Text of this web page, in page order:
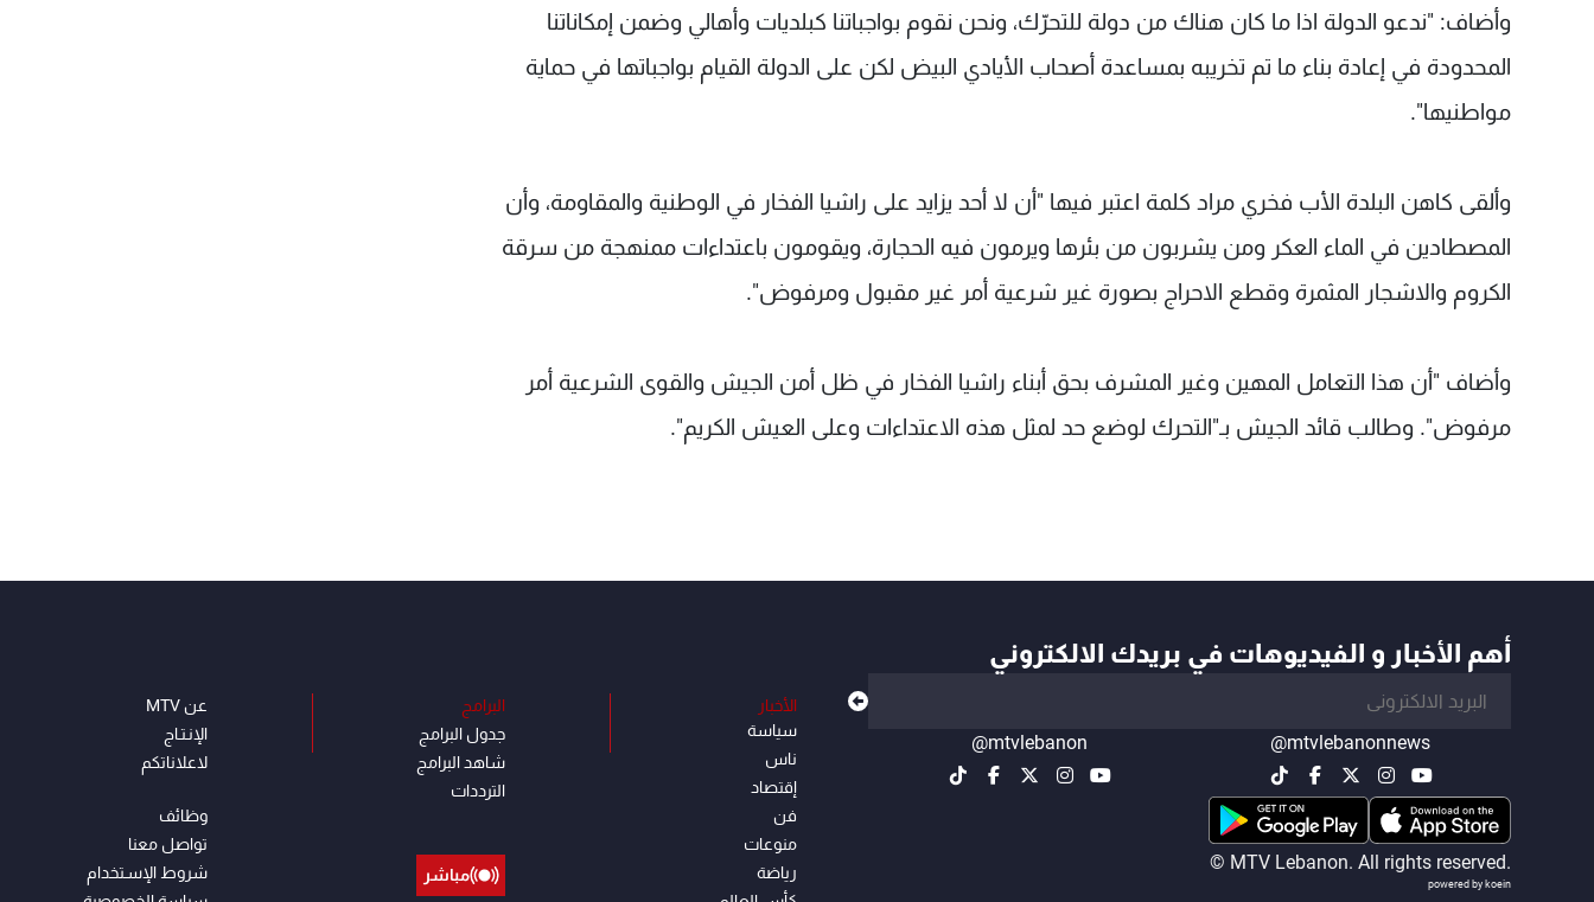
وأضاف: "ندعو الدولة اذا ما كان هناك من دولة للتحرّك، ونحن نقوم بواجباتنا كبلديات وأهالي وضمن إمكاناتنا
المحدودة في إعادة بناء ما تم تخريبه بمساعدة أصحاب الأيادي البيض لكن على الدولة القيام بواجباتها في حماية
مواطنيها".
وألقى كاهن البلدة الأب فخري مراد كلمة اعتبر فيها "أن لا أحد يزايد على راشيا الفخار في الوطنية والمقاومة، وأن
المصطادين في الماء العكر ومن يشربون من بئرها ويرمون فيه الحجارة، ويقومون باعتداءات ممنهجة من سرقة
الكروم والاشجار المثمرة وقطع الاحراج بصورة غير شرعية أمر غير مقبول ومرفوض".
وأضاف "أن هذا التعامل المهين وغير المشرف بحق أبناء راشيا الفخار في ظل أمن الجيش والقوى الشرعية أمر
مرفوض". وطالب قائد الجيش بـ"التحرك لوضع حد لمثل هذه الاعتداءات وعلى العيش الكريم".
أهم الأخبار و الفيديوهات في بريدك الالكتروني
@mtvlebanonnews
@mtvlebanon
© MTV Lebanon. All rights reserved.
powered by koein
الأخبار
سياسة
ناس
إقتصاد
فن
منوعات
رياضة
البرامج
جدول البرامج
شاهد البرامج
الترددات
مباشر
عن MTV
الإنـتـاج
لاعلاناتكم
وظائف
تواصل معنا
شروط الإسـتخدام